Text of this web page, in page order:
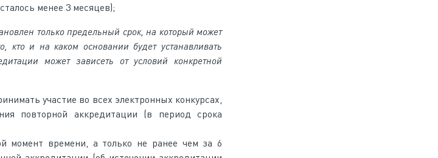
менее 3 месяцев);
только предельный срок, на который может
кто и на каком основании будет устанавливать
может зависеть от условий конкретной
участие во всех электронных конкурсах,
повторной аккредитации (в период срока
момент времени, а только не ранее чем за 6